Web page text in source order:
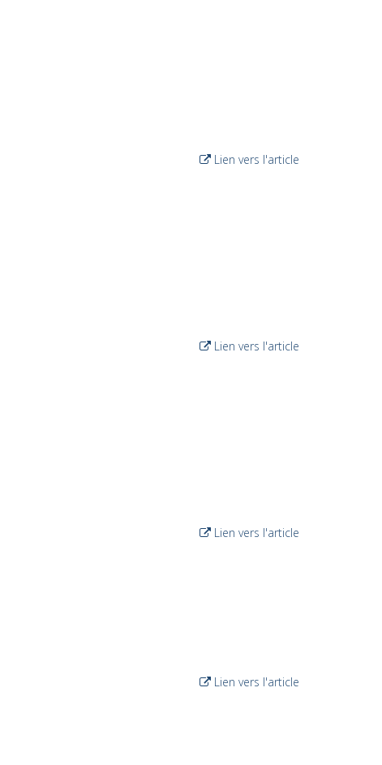
Lien vers l'article
Lien vers l'article
Lien vers l'article
Lien vers l'article